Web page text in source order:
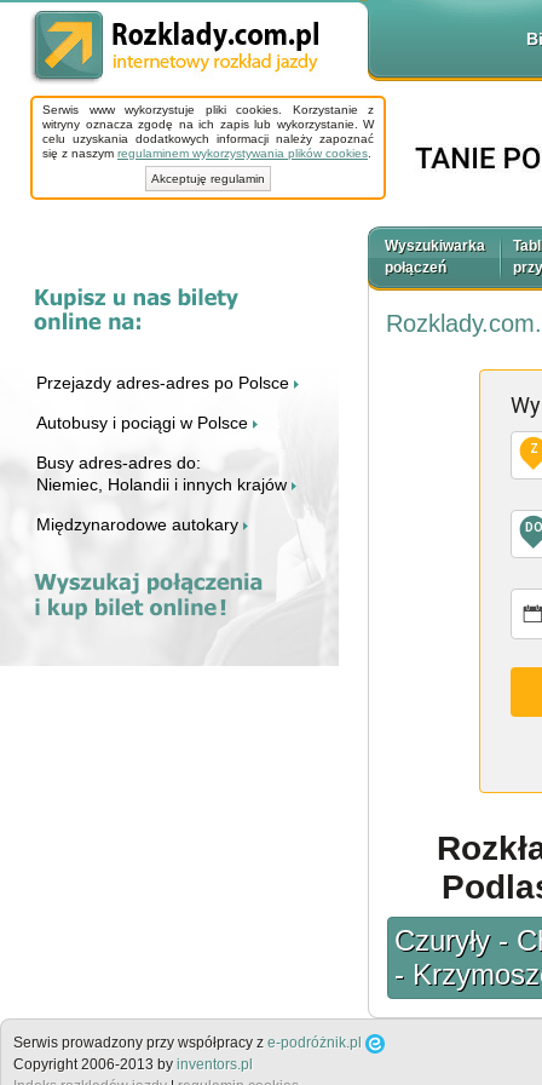
Serwis www wykorzystuje pliki cookies. Korzystanie z
witryny oznacza zgodę na ich zapis lub wykorzystanie. W
celu uzyskania dodatkowych informacji należy zapoznać
się z naszym regulaminem wykorzystywania plików cookies
Akceptuję regulamin
Przejazdy adres-adres po Polsce
Autobusy i pociągi w Polsce
Busy adres-adres do:
Niemiec, Holandii i innych krajów
Międzynarodowe autokary
Wyszukiwarka
połączeń
Z
DO
Czuryły -
-
Serwis prowadzony przy współpracy z e-podróżnik.pl
Copyright 2006-2013 by inventors.pl